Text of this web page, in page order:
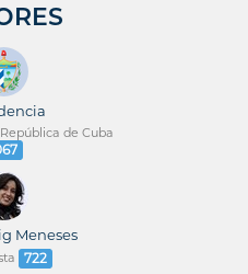
de Cuba
Meneses
722